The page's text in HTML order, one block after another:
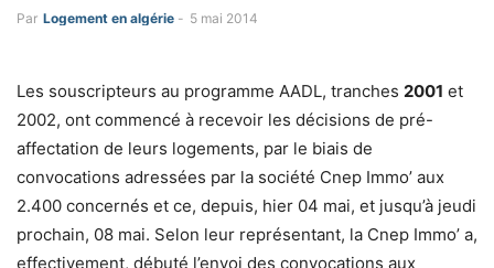
Par Logement en algérie - 5 mai 2014
Les souscripteurs au programme AADL, tranches 2001 et
2002, ont commencé à recevoir les décisions de pré-
affectation de leurs logements, par le biais de
convocations adressées par la société Cnep Immo’ aux
2.400 concernés et ce, depuis, hier 04 mai, et jusqu’à jeudi
prochain, 08 mai. Selon leur représentant, la Cnep Immo’ a,
effectivement, débuté l’envoi des convocations aux